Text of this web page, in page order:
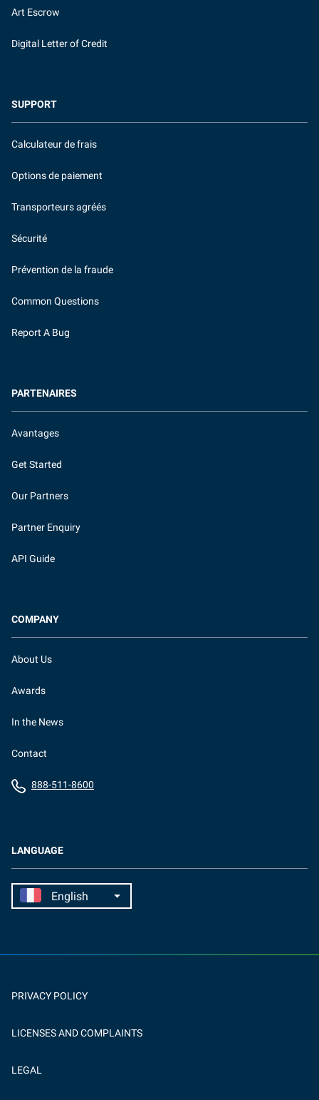
LANGUAGE
Art Escrow
Digital Letter of Credit
SUPPORT
Calculateur de frais
Options de paiement
Transporteurs agréés
Sécurité
Prévention de la fraude
Common Questions
Report A Bug
PARTENAIRES
Avantages
Get Started
Our Partners
Partner Enquiry
API Guide
COMPANY
About Us
Awards
In the News
Contact
888-511-8600
PRIVACY POLICY
LICENSES AND COMPLAINTS
LEGAL